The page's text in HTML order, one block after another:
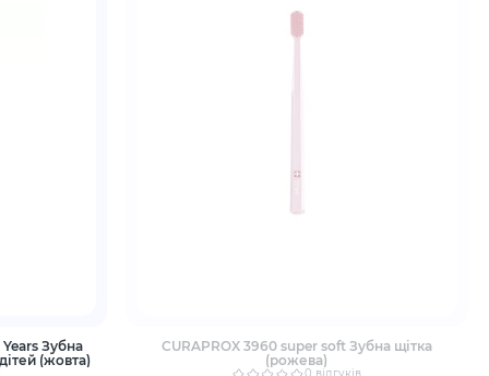
Зубна
(жовта)
CURAPROX 3960 super soft Зубна щітка
(рожева)